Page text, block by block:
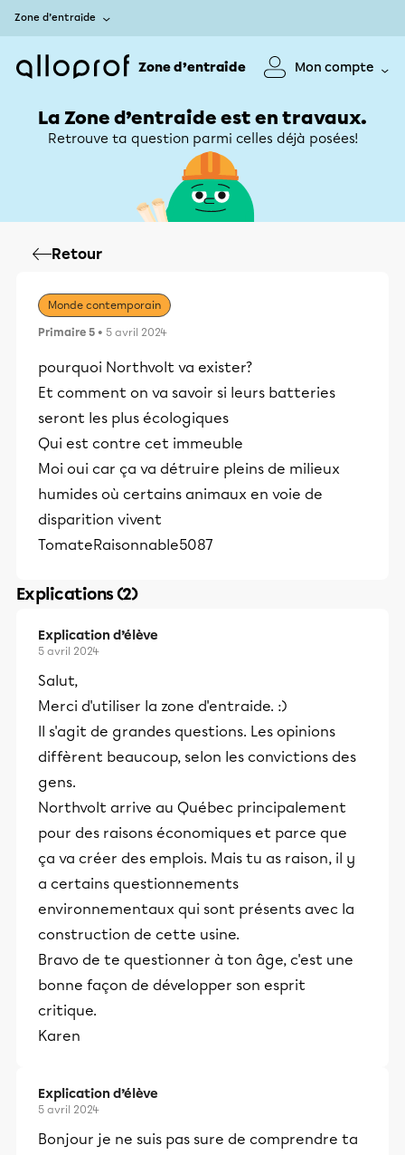
Zone d’entraide
Zone d’entraide Mon compte
La Zone d’entraide est en travaux.
Retrouve ta question parmi celles déjà posées!
Retour
Monde contemporain
Primaire 5 • 5 avril 2024
pourquoi Northvolt va exister?
Et comment on va savoir si leurs batteries
seront les plus écologiques
Qui est contre cet immeuble
Moi oui car ça va détruire pleins de milieux
humides où certains animaux en voie de
disparition vivent
TomateRaisonnable5087
Explications (2)
Explication d’élève
5 avril 2024
Salut,
Merci d'utiliser la zone d'entraide. :)
Il s'agit de grandes questions. Les opinions
diffèrent beaucoup, selon les convictions des
gens.
Northvolt arrive au Québec principalement
pour des raisons économiques et parce que
ça va créer des emplois. Mais tu as raison, il y
a certains questionnements
environnementaux qui sont présents avec la
construction de cette usine.
Bravo de te questionner à ton âge, c'est une
bonne façon de développer son esprit
critique.
Karen
Explication d’élève
5 avril 2024
Bonjour je ne suis pas sure de comprendre ta